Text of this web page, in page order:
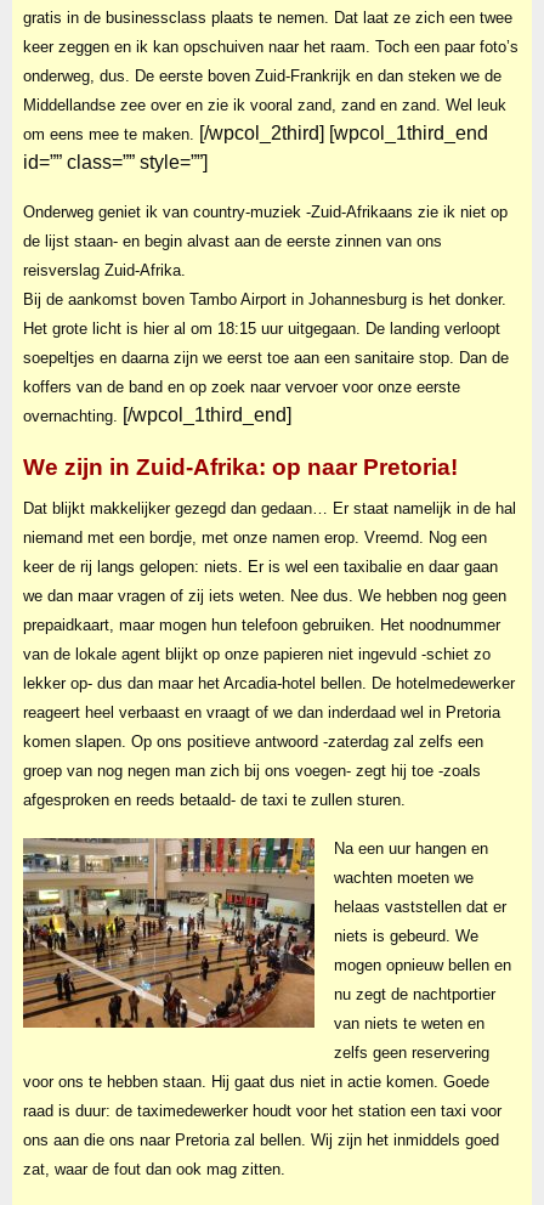
gratis in de businessclass plaats te nemen. Dat laat ze zich een twee
keer zeggen en ik kan opschuiven naar het raam. Toch een paar foto’s
onderweg, dus. De eerste boven Zuid-Frankrijk en dan steken we de
Middellandse zee over en zie ik vooral zand, zand en zand. Wel leuk
om eens mee te maken.
[/wpcol_2third] [wpcol_1third_end
id=”” class=”” style=””]
Onderweg geniet ik van country-muziek -Zuid-Afrikaans zie ik niet op
de lijst staan- en begin alvast aan de eerste zinnen van ons
reisverslag Zuid-Afrika.
Bij de aankomst boven Tambo Airport in Johannesburg is het donker.
Het grote licht is hier al om 18:15 uur uitgegaan. De landing verloopt
soepeltjes en daarna zijn we eerst toe aan een sanitaire stop. Dan de
koffers van de band en op zoek naar vervoer voor onze eerste
overnachting.
[/wpcol_1third_end]
We zijn in Zuid-Afrika: op naar Pretoria!
Dat blijkt makkelijker gezegd dan gedaan… Er staat namelijk in de hal
niemand met een bordje, met onze namen erop. Vreemd. Nog een
keer de rij langs gelopen: niets. Er is wel een taxibalie en daar gaan
we dan maar vragen of zij iets weten. Nee dus. We hebben nog geen
prepaidkaart, maar mogen hun telefoon gebruiken. Het noodnummer
van de lokale agent blijkt op onze papieren niet ingevuld -schiet zo
lekker op- dus dan maar het Arcadia-hotel bellen. De hotelmedewerker
reageert heel verbaast en vraagt of we dan inderdaad wel in Pretoria
komen slapen. Op ons positieve antwoord -zaterdag zal zelfs een
groep van nog negen man zich bij ons voegen- zegt hij toe -zoals
afgesproken en reeds betaald- de taxi te zullen sturen.
Na een uur hangen en
wachten moeten we
helaas vaststellen dat er
niets is gebeurd. We
mogen opnieuw bellen en
nu zegt de nachtportier
van niets te weten en
zelfs geen reservering
voor ons te hebben staan. Hij gaat dus niet in actie komen. Goede
raad is duur: de taximedewerker houdt voor het station een taxi voor
ons aan die ons naar Pretoria zal bellen. Wij zijn het inmiddels goed
zat, waar de fout dan ook mag zitten.